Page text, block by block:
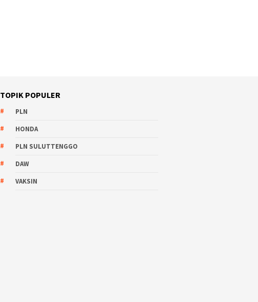
TOPIK POPULER
PLN
HONDA
PLN SULUTTENGGO
DAW
VAKSIN